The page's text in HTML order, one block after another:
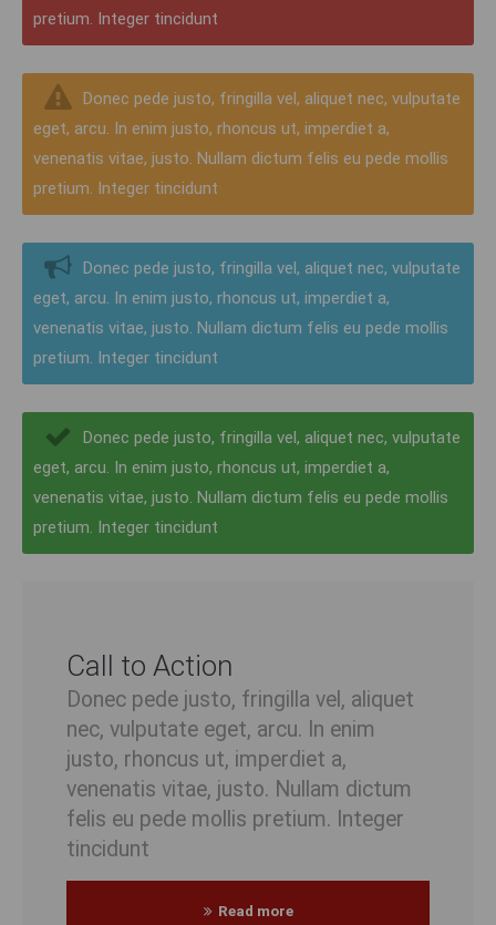
pretium. Integer tincidunt
Donec pede justo, fringilla vel, aliquet nec, vulputate
eget, arcu. In enim justo, rhoncus ut, imperdiet a,
venenatis vitae, justo. Nullam dictum felis eu pede mollis
pretium. Integer tincidunt
Donec pede justo, fringilla vel, aliquet nec, vulputate
eget, arcu. In enim justo, rhoncus ut, imperdiet a,
venenatis vitae, justo. Nullam dictum felis eu pede mollis
pretium. Integer tincidunt
Donec pede justo, fringilla vel, aliquet nec, vulputate
eget, arcu. In enim justo, rhoncus ut, imperdiet a,
venenatis vitae, justo. Nullam dictum felis eu pede mollis
pretium. Integer tincidunt
Call to Action
Donec pede justo, fringilla vel, aliquet
nec, vulputate eget, arcu. In enim
justo, rhoncus ut, imperdiet a,
venenatis vitae, justo. Nullam dictum
felis eu pede mollis pretium. Integer
tincidunt
Read more